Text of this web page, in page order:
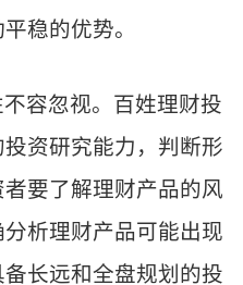
稳的优势。
容忽视。百姓理财投
资研究能力，判断形
要了解理财产品的风
析理财产品可能出现
长远和全盘规划的投